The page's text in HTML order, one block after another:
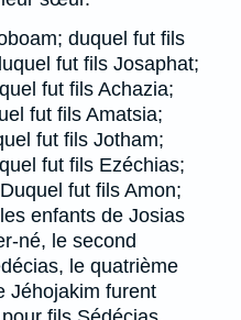
duquel fut fils
fut fils Josaphat;
fut fils Achazia;
fut fils Amatsia;
fut fils Jotham;
fut fils Ezéchias;
Duquel fut fils Amon;
enfants de Josias
né, le second
le quatrième
Jéhojakim furent